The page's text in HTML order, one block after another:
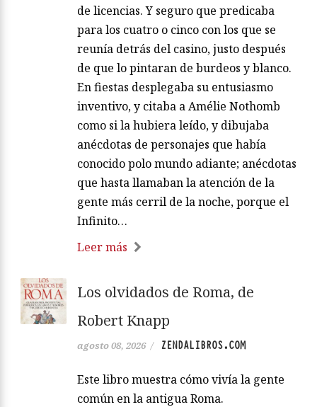
de licencias. Y seguro que predicaba
para los cuatro o cinco con los que se
reunía detrás del casino, justo después
de que lo pintaran de burdeos y blanco.
En fiestas desplegaba su entusiasmo
inventivo, y citaba a Amélie Nothomb
como si la hubiera leído, y dibujaba
anécdotas de personajes que había
conocido polo mundo adiante; anécdotas
que hasta llamaban la atención de la
gente más cerril de la noche, porque el
Infinito…
Leer más
Los olvidados de Roma, de
Robert Knapp
agosto 08, 2026 / ZENDALIBROS.COM
Este libro muestra cómo vivía la gente
común en la antigua Roma.